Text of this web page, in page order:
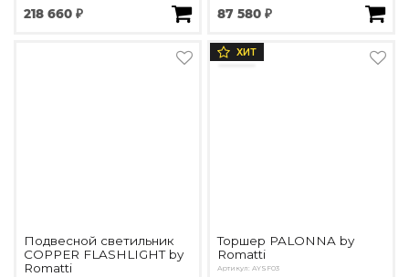
218 660 ₽ 87 580 ₽
Подвесной светильник
COPPER FLASHLIGHT by
Romatti
ХИТ
Торшер PALONNA by
Romatti
Артикул: AYSF03